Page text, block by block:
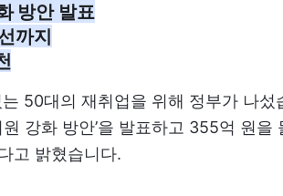
방안 발표
까지
50대의 재취업을 위해 정부가 나섰
강화 방안’을 발표하고 355억 원을
고 밝혔습니다.